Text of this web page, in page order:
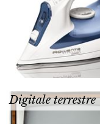
Digitale terrestre